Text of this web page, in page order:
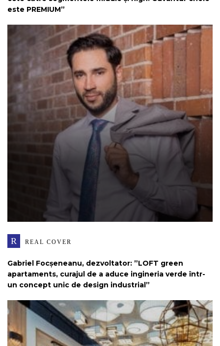
este PREMIUM”
R REAL COVER
Gabriel Focșeneanu, dezvoltator: ”LOFT green
apartaments, curajul de a aduce ingineria verde într-
un concept unic de design industrial”